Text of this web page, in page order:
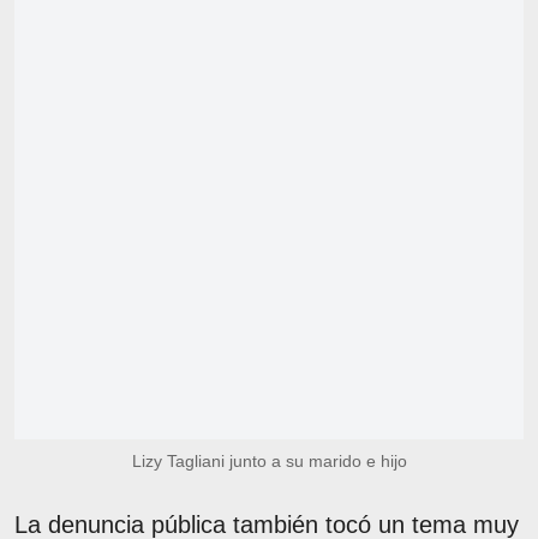
Lizy Tagliani junto a su marido e hijo
La denuncia pública también tocó un tema muy